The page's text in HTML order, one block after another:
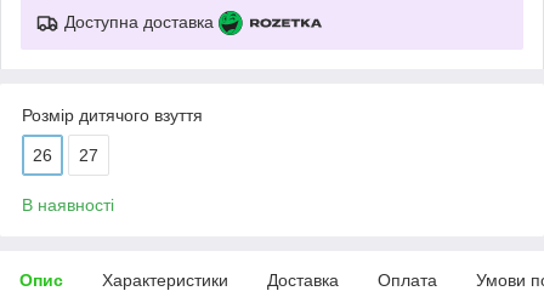
Доступна доставка
Розмір дитячого взуття
26 27
В наявності
Опис Характеристики Доставка Оплата Умови